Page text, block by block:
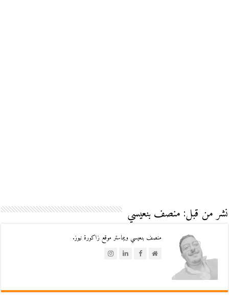
نشر من قبل: منصف بنعيسي
منصف بنعيسي ويبماستر موقع زاكورة نيوز.